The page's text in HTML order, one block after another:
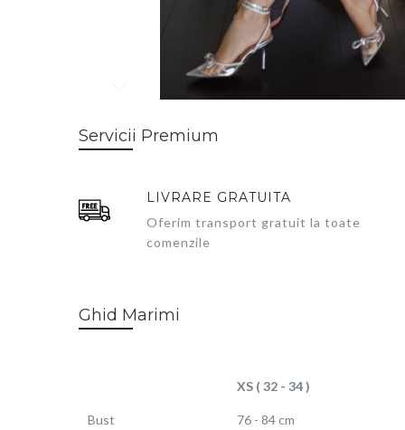
to
the
the
images
Servicii Premium
LIVRARE GRATUITA
Oferim transport gratuit la toate
comenzile
Ghid Marimi
XS ( 32 - 34 )
Bust 76 - 84 cm